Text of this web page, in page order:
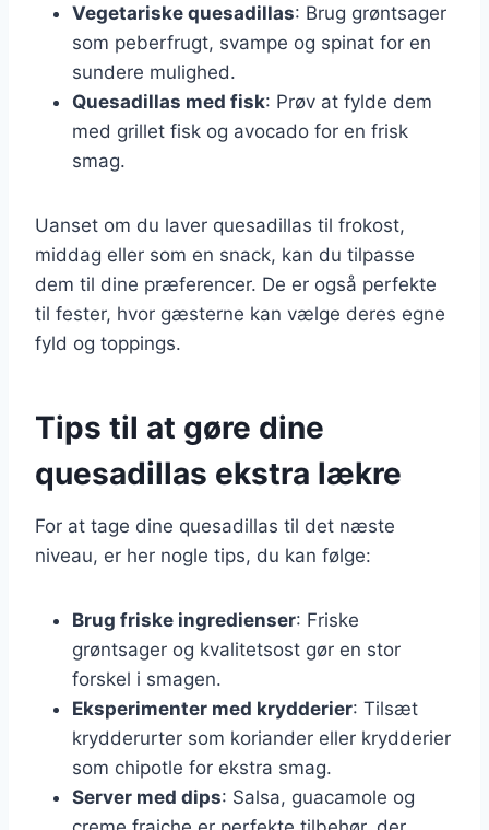
Vegetariske quesadillas: Brug grøntsager
som peberfrugt, svampe og spinat for en
sundere mulighed.
Quesadillas med fisk: Prøv at fylde dem
med grillet fisk og avocado for en frisk
smag.
Uanset om du laver quesadillas til frokost,
middag eller som en snack, kan du tilpasse
dem til dine præferencer. De er også perfekte
til fester, hvor gæsterne kan vælge deres egne
fyld og toppings.
Tips til at gøre dine
quesadillas ekstra lækre
For at tage dine quesadillas til det næste
niveau, er her nogle tips, du kan følge:
Brug friske ingredienser: Friske
grøntsager og kvalitetsost gør en stor
forskel i smagen.
Eksperimenter med krydderier: Tilsæt
krydderurter som koriander eller krydderier
som chipotle for ekstra smag.
Server med dips: Salsa, guacamole og